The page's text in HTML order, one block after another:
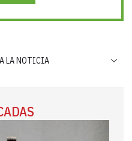
LA NOTICIA